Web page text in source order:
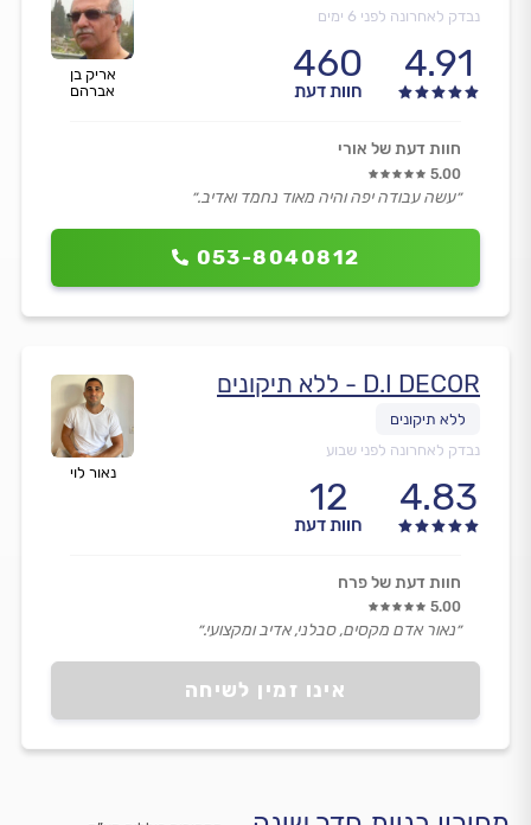
אריק בן
אברהם
נבדק לאחרונה לפני 6 ימים
4.91
460
חוות דעת
053-8040812
חוות דעת של אורי
5.00
״עשה עבודה יפה והיה מאוד נחמד ואדיב.״
נאור לוי
D.I DECOR - ללא תיקונים
נבדק לאחרונה לפני שבוע
4.83
12
חוות דעת
אינו זמין לשיחה
חוות דעת של פרח
5.00
״נאור אדם מקסים, סבלני, אדיב ומקצועי.״